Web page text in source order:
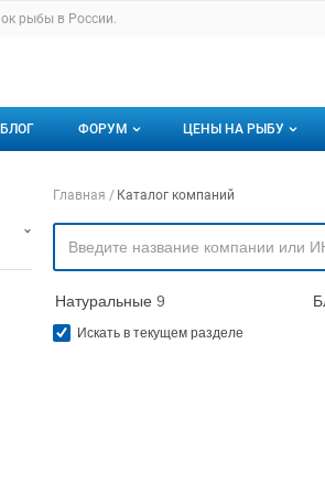
по сайту fishretail.ru
рыбы в России.
пользователя
сайта fishretail.ru
БЛОГ ФОРУМ
Избранные
С моим участием
ЦЕНЫ НА РЫБУ
Актуальные
Динамика цен
Навигация по
Главная Каталог компаний
Натуральные 9
Искать в текущем разделе